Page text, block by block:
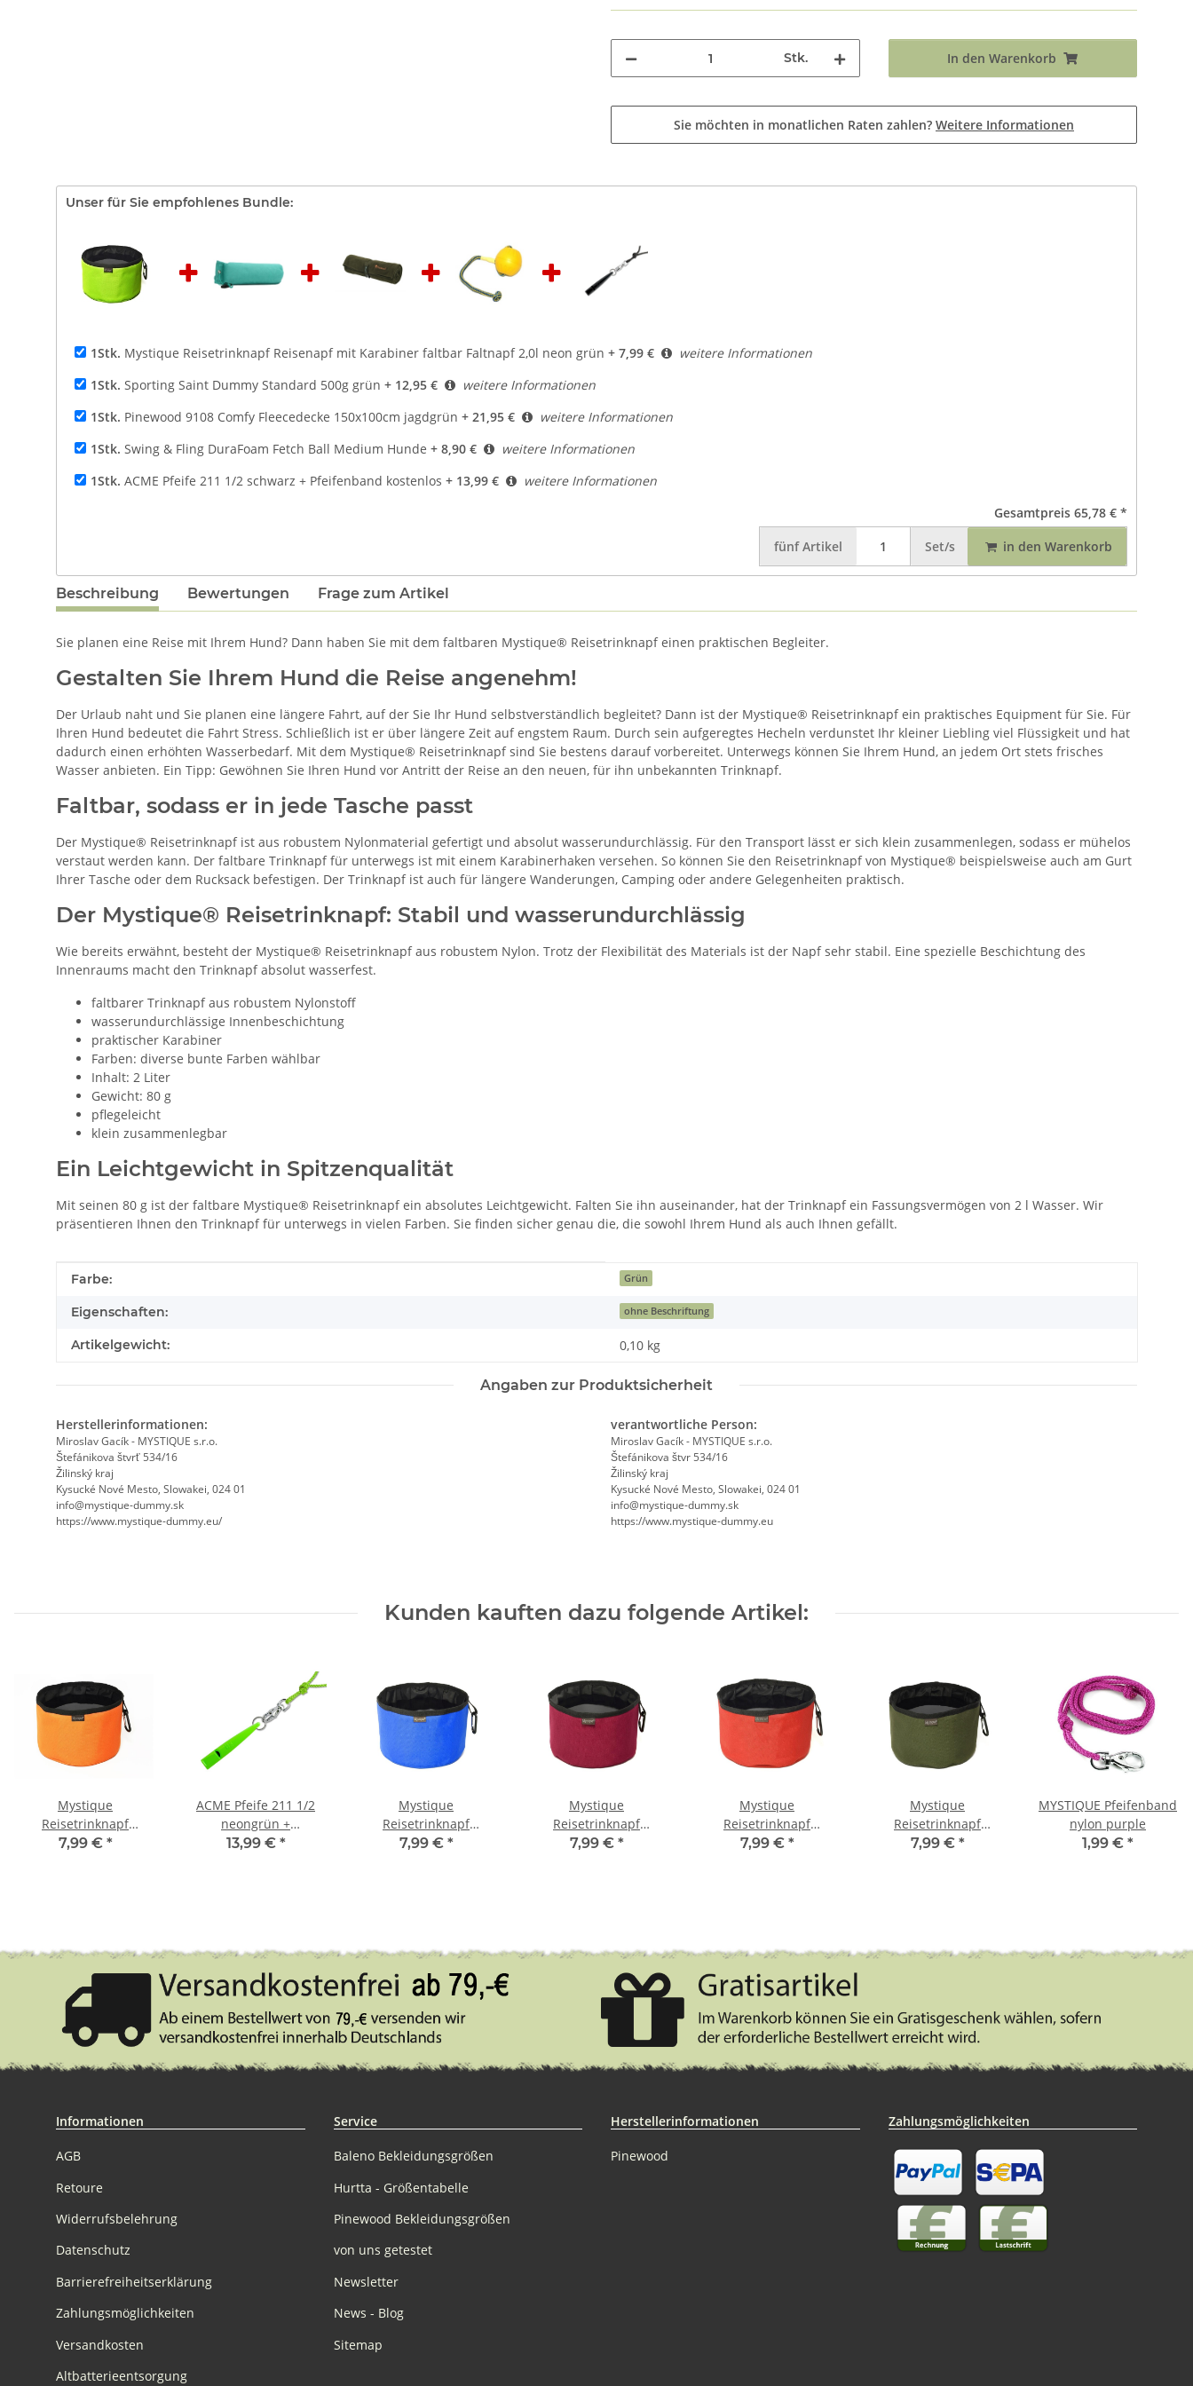
Stk. In den Warenkorb
Sie möchten in monatlichen Raten zahlen? Weitere Informationen
Unser für Sie empfohlenes Bundle:
1Stk. Mystique Reisetrinknapf Reisenapf mit Karabiner faltbar Faltnapf 2,0l neon grün + 7,99 €
weitere Informationen
1Stk. Sporting Saint Dummy Standard 500g grün + 12,95 €
weitere Informationen
1Stk. Pinewood 9108 Comfy Fleecedecke 150x100cm jagdgrün + 21,95 €
weitere Informationen
1Stk. Swing & Fling DuraFoam Fetch Ball Medium Hunde + 8,90 €
weitere Informationen
1Stk. ACME Pfeife 211 1/2 schwarz + Pfeifenband kostenlos + 13,99 €
weitere Informationen
Gesamtpreis 65,78 € *
fünfArtikel Set/s in den Warenkorb
Beschreibung Bewertungen Frage zum Artikel
Sie planen eine Reise mit Ihrem Hund? Dann haben Sie mit dem faltbaren Mystique® Reisetrinknapf einen praktischen Begleiter.
Gestalten Sie Ihrem Hund die Reise angenehm!
Der Urlaub naht und Sie planen eine längere Fahrt, auf der Sie Ihr Hund selbstverständlich begleitet? Dann ist der Mystique® Reisetrinknapf ein praktisches Equipment für Sie. Für
Ihren Hund bedeutet die Fahrt Stress. Schließlich ist er über längere Zeit auf engstem Raum. Durch sein aufgeregtes Hecheln verdunstet Ihr kleiner Liebling viel Flüssigkeit und hat
dadurch einen erhöhten Wasserbedarf. Mit dem Mystique® Reisetrinknapf sind Sie bestens darauf vorbereitet. Unterwegs können Sie Ihrem Hund, an jedem Ort stets frisches
Wasser anbieten. Ein Tipp: Gewöhnen Sie Ihren Hund vor Antritt der Reise an den neuen, für ihn unbekannten Trinknapf.
Faltbar, sodass er in jede Tasche passt
Der Mystique® Reisetrinknapf ist aus robustem Nylonmaterial gefertigt und absolut wasserundurchlässig. Für den Transport lässt er sich klein zusammenlegen, sodass er mühelos
verstaut werden kann. Der faltbare Trinknapf für unterwegs ist mit einem Karabinerhaken versehen. So können Sie den Reisetrinknapf von Mystique® beispielsweise auch am Gurt
Ihrer Tasche oder dem Rucksack befestigen. Der Trinknapf ist auch für längere Wanderungen, Camping oder andere Gelegenheiten praktisch.
Der Mystique® Reisetrinknapf: Stabil und wasserundurchlässig
Wie bereits erwähnt, besteht der Mystique® Reisetrinknapf aus robustem Nylon. Trotz der Flexibilität des Materials ist der Napf sehr stabil. Eine spezielle Beschichtung des
Innenraums macht den Trinknapf absolut wasserfest.
faltbarer Trinknapf aus robustem Nylonstoff
wasserundurchlässige Innenbeschichtung
praktischer Karabiner
Farben: diverse bunte Farben wählbar
Inhalt: 2 Liter
Gewicht: 80 g
pflegeleicht
klein zusammenlegbar
Ein Leichtgewicht in Spitzenqualität
Mit seinen 80 g ist der faltbare Mystique® Reisetrinknapf ein absolutes Leichtgewicht. Falten Sie ihn auseinander, hat der Trinknapf ein Fassungsvermögen von 2 l Wasser. Wir
präsentieren Ihnen den Trinknapf für unterwegs in vielen Farben. Sie finden sicher genau die, die sowohl Ihrem Hund als auch Ihnen gefällt.
Produkteigenschaft
Wert
Farbe: Grün
Eigenschaften: ohne Beschriftung
Artikelgewicht: 0,10 kg
Angaben zur Produktsicherheit
Herstellerinformationen:
Miroslav Gacík - MYSTIQUE s.r.o.
Štefánikova štvrť 534/16
Žilinský kraj
Kysucké Nové Mesto, Slowakei, 024 01
info@mystique-dummy.sk
https://www.mystique-dummy.eu/
verantwortliche Person:
Miroslav Gacík - MYSTIQUE s.r.o.
Štefánikova štvr 534/16
Žilinský kraj
Kysucké Nové Mesto, Slowakei, 024 01
info@mystique-dummy.sk
https://www.mystique-dummy.eu
Kunden kauften dazu folgende Artikel:
Mystique
Reisetrinknapf
Reisenapf mit
7,99 € *
ACME Pfeife 211 1/2
neongrün +
Pfeifenband kostenlos
13,99 € *
Mystique
Reisetrinknapf
Reisenapf mit
7,99 € *
Mystique
Reisetrinknapf
Reisenapf mit
7,99 € *
Mystique
Reisetrinknapf
Reisenapf mit
7,99 € *
Mystique
Reisetrinknapf
Reisenapf mit
7,99 € *
MYSTIQUE Pfeifenband
nylon purple
1,99 € *
Informationen
AGB
Retoure
Widerrufsbelehrung
Datenschutz
Barrierefreiheitserklärung
Zahlungsmöglichkeiten
Versandkosten
Altbatterieentsorgung
Service
Baleno Bekleidungsgrößen
Hurtta - Größentabelle
Pinewood Bekleidungsgrößen
von uns getestet
Newsletter
News - Blog
Sitemap
Herstellerinformationen
Pinewood
Zahlungsmöglichkeiten